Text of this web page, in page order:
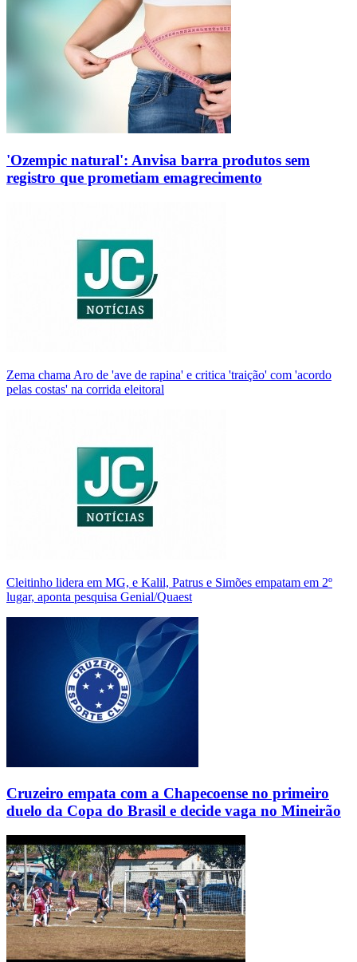
'Ozempic natural': Anvisa barra produtos sem
registro que prometiam emagrecimento
Zema chama Aro de 'ave de rapina' e critica 'traição' com 'acordo
pelas costas' na corrida eleitoral
Cleitinho lidera em MG, e Kalil, Patrus e Simões empatam em 2º
lugar, aponta pesquisa Genial/Quaest
Cruzeiro empata com a Chapecoense no primeiro
duelo da Copa do Brasil e decide vaga no Mineirão